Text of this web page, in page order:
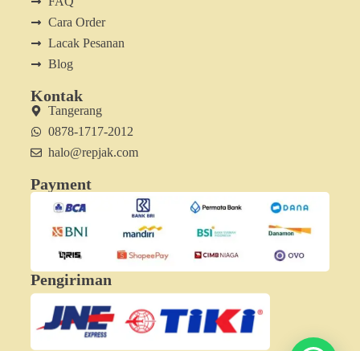
Cara Order
Lacak Pesanan
Blog
Kontak
Tangerang
0878-1717-2012
halo@repjak.com
Payment
Pengiriman